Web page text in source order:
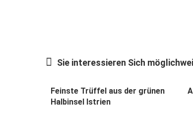
Sie interessieren Sich
Feinste Trüffel aus der grünen
Halbinsel Istrien